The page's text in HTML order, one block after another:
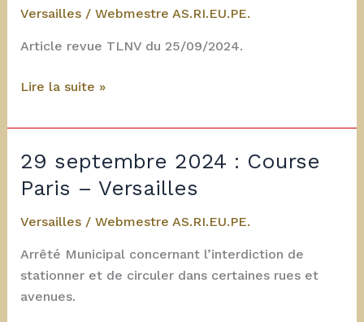
de
Versailles/ Webmestre AS.RI.EU.PE.
Article revue TLNV du 25/09/2024.
Pavillon
de
UVSQ.
Lire la suite »
29 septembre 2024 : Course
Paris – Versailles
Versailles/ Webmestre AS.RI.EU.PE.
Arrêté Municipal concernant l’interdiction de
stationner et de circuler dans certaines rues et
avenues.